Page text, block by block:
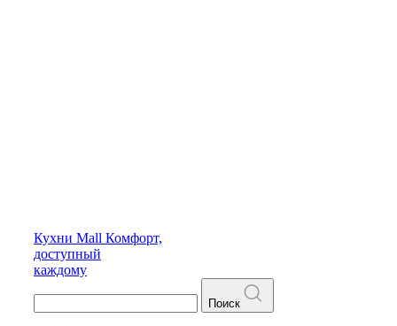
Кухни Mall Комфорт,
доступный
каждому
Поиск